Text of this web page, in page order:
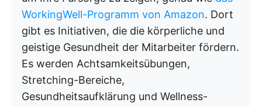
WorkingWell-Programm von Amazon. Dort
gibt es Initiativen, die die körperliche und
geistige Gesundheit der Mitarbeiter fördern.
Es werden Achtsamkeitsübungen,
Stretching-Bereiche,
Gesundheitsaufklärung und Wellness-